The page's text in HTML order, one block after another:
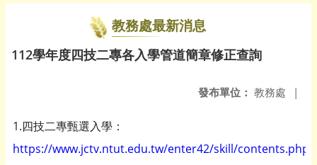
教務處最新消息
112學年度四技二專各入學管道簡章修正查詢
發布單位： 教務處 |
1.四技二專甄選入學：
https://www.jctv.ntut.edu.tw/enter42/skill/contents.php?